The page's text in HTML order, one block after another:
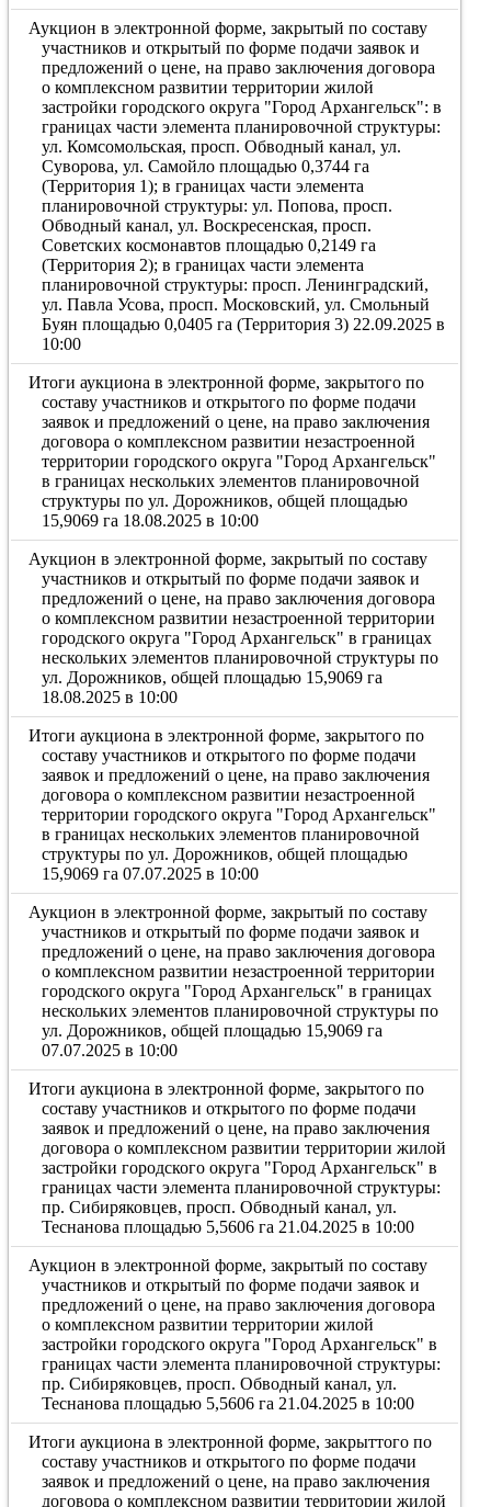
Аукцион в электронной форме, закрытый по составу
участников и открытый по форме подачи заявок и
предложений о цене, на право заключения договора
о комплексном развитии территории жилой
застройки городского округа "Город Архангельск": в
границах части элемента планировочной структуры:
ул. Комсомольская, просп. Обводный канал, ул.
Суворова, ул. Самойло площадью 0,3744 га
(Территория 1); в границах части элемента
планировочной структуры: ул. Попова, просп.
Обводный канал, ул. Воскресенская, просп.
Советских космонавтов площадью 0,2149 га
(Территория 2); в границах части элемента
планировочной структуры: просп. Ленинградский,
ул. Павла Усова, просп. Московский, ул. Смольный
Буян площадью 0,0405 га (Территория 3) 22.09.2025 в
10:00
Итоги аукциона в электронной форме, закрытого по
составу участников и открытого по форме подачи
заявок и предложений о цене, на право заключения
договора о комплексном развитии незастроенной
территории городского округа "Город Архангельск"
в границах нескольких элементов планировочной
структуры по ул. Дорожников, общей площадью
15,9069 га 18.08.2025 в 10:00
Аукцион в электронной форме, закрытый по составу
участников и открытый по форме подачи заявок и
предложений о цене, на право заключения договора
о комплексном развитии незастроенной территории
городского округа "Город Архангельск" в границах
нескольких элементов планировочной структуры по
ул. Дорожников, общей площадью 15,9069 га
18.08.2025 в 10:00
Итоги аукциона в электронной форме, закрытого по
составу участников и открытого по форме подачи
заявок и предложений о цене, на право заключения
договора о комплексном развитии незастроенной
территории городского округа "Город Архангельск"
в границах нескольких элементов планировочной
структуры по ул. Дорожников, общей площадью
15,9069 га 07.07.2025 в 10:00
Аукцион в электронной форме, закрытый по составу
участников и открытый по форме подачи заявок и
предложений о цене, на право заключения договора
о комплексном развитии незастроенной территории
городского округа "Город Архангельск" в границах
нескольких элементов планировочной структуры по
ул. Дорожников, общей площадью 15,9069 га
07.07.2025 в 10:00
Итоги аукциона в электронной форме, закрытого по
составу участников и открытого по форме подачи
заявок и предложений о цене, на право заключения
договора о комплексном развитии территории жилой
застройки городского округа "Город Архангельск" в
границах части элемента планировочной структуры:
пр. Сибиряковцев, просп. Обводный канал, ул.
Теснанова площадью 5,5606 га 21.04.2025 в 10:00
Аукцион в электронной форме, закрытый по составу
участников и открытый по форме подачи заявок и
предложений о цене, на право заключения договора
о комплексном развитии территории жилой
застройки городского округа "Город Архангельск" в
границах части элемента планировочной структуры:
пр. Сибиряковцев, просп. Обводный канал, ул.
Теснанова площадью 5,5606 га 21.04.2025 в 10:00
Итоги аукциона в электронной форме, закрыттого по
составу участников и открытого по форме подачи
заявок и предложений о цене, на право заключения
договора о комплексном развитии территории жилой